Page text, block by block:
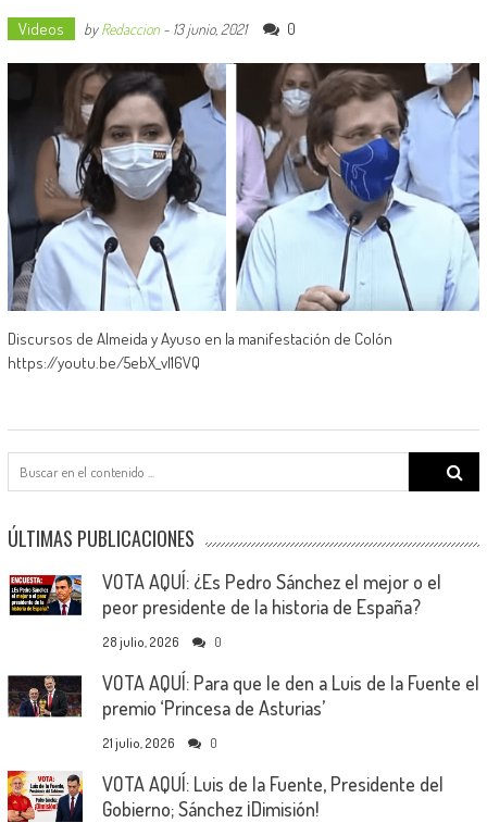
Videos byRedaccion- 13 junio, 2021 0
Discursos de Almeida y Ayuso en la manifestación de Colón
https://youtu.be/5ebX_vl16VQ
Search
for:
ÚLTIMAS PUBLICACIONES
VOTA AQUÍ: ¿Es Pedro Sánchez el mejor o el
peor presidente de la historia de España?
28 julio, 2026 0
VOTA AQUÍ: Para que le den a Luis de la Fuente el
premio ‘Princesa de Asturias’
21 julio, 2026 0
VOTA AQUÍ: Luis de la Fuente, Presidente del
Gobierno; Sánchez ¡Dimisión!